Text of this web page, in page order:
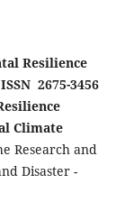
Resilience
2675-3456
Climate
Research and
Disaster -